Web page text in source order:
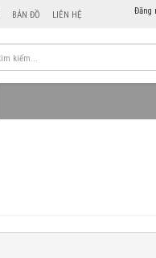
BẢN ĐỒ LIÊN HỆ Đăng